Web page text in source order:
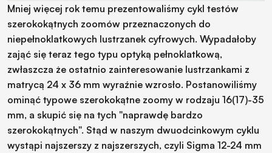
Mniej więcej rok temu prezentowaliśmy cykl testów
szerokokątnych zoomów przeznaczonych do
niepełnoklatkowych lustrzanek cyfrowych. Wypadałoby
zająć się teraz tego typu optyką pełnoklatkową,
zwłaszcza że ostatnio zainteresowanie lustrzankami z
matrycą 24 x 36 mm wyraźnie wzrosło. Postanowiliśmy
ominąć typowe szerokokątne zoomy w rodzaju 16(17)-35
mm, a skupić się na tych "naprawdę bardzo
szerokokątnych". Stąd w naszym dwuodcinkowym cyklu
wystąpi najszerszy z najszerszych, czyli Sigma 12-24 mm